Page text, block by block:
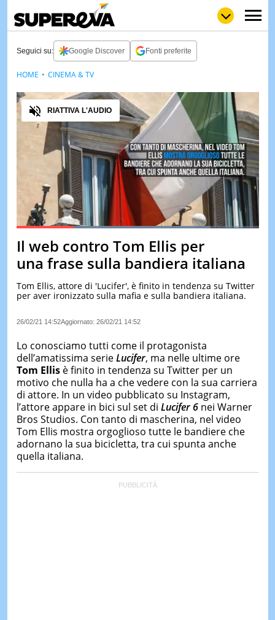
LOLGULP
LOVE
WOW
POP
NEWS
STORIE
VIDEO
& TV
QUIZ
&
TEST
LE
Seguici su: Google Discover Fonti preferite
Pause Unmute
Loaded:91.67%
Audio
RIATTIVA L'AUDIO
Il web contro Tom Ellis per
una frase sulla bandiera italiana
Tom Ellis, attore di 'Lucifer', è finito in tendenza su Twitter
per aver ironizzato sulla mafia e sulla bandiera italiana.
26/02/21 14:52Aggiornato: 26/02/21 14:52
HOME CINEMA & TV
Lo conosciamo tutti come il protagonista
dell’amatissima serieLucifer, ma nelle ultime ore
Tom Ellisè finito in tendenza su Twitter per un
motivo che nulla ha a che vedere con la sua carriera
di attore. In un video pubblicato su Instagram,
l’attore appare in bici sul set di Lucifer 6nei Warner
Bros Studios. Con tanto di mascherina, nel video
Tom Ellis mostra orgoglioso tutte le bandiere che
adornano la sua bicicletta, tra cui spunta anche
quella italiana.